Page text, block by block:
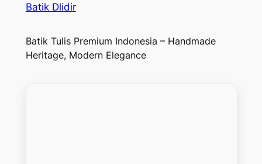
Batik Dlidir
Batik Tulis Premium Indonesia – Handmade
Heritage, Modern Elegance